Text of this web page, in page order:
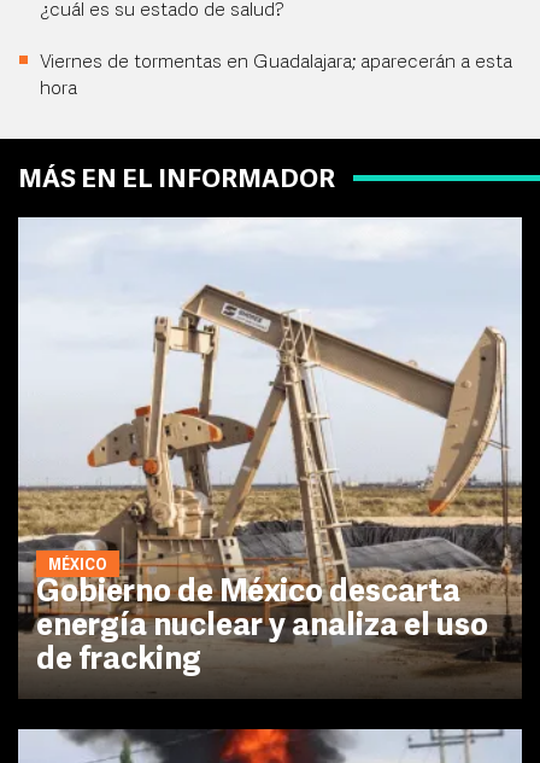
¿cuál es su estado de salud?
Viernes de tormentas en Guadalajara; aparecerán a esta
hora
MÁS EN EL INFORMADOR
MÉXICO
Gobierno de México descarta
energía nuclear y analiza el uso
de fracking